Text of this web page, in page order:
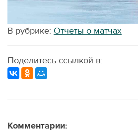
В рубрике: Отчеты о матчах
Поделитесь ссылкой в:
Комментарии: